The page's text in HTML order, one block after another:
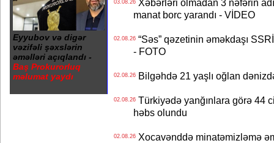
Eyyubov və digər
vəzifəli şəxslərin
əməlləri açıqlandı -
Baş Prokurorluq
məlumat yaydı
03.08.26Xəbərləri olmadan 3 nəfərin
manat borc yarandı - VİDEO
02.08.26“Səs” qəzetinin əməkdaşı
- FOTO
02.08.26Bilgəhdə 21 yaşlı oğlan
02.08.26Türkiyədə yanğınlara görə 44
həbs olundu
02.08.26Xocavənddə minatəmizləmə